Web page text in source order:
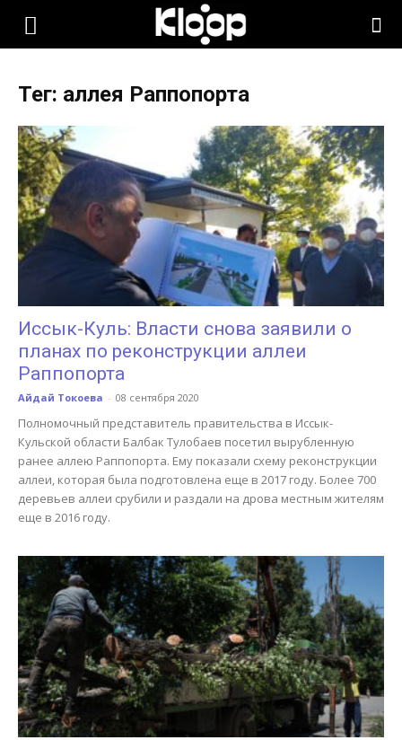
KLOOP.KG
Новости
Кыргызстана
Тег: аллея Раппопорта
Иссык-Куль: Власти снова заявили о
планах по реконструкции аллеи
Раппопорта
Айдай Токоева - 08 сентября 2020
Полномочный представитель правительства в Иссык-
Кульской области Балбак Тулобаев посетил вырубленную
ранее аллею Раппопорта. Ему показали схему реконструкции
аллеи, которая была подготовлена еще в 2017 году. Более 700
деревьев аллеи срубили и раздали на дрова местным жителям
еще в 2016 году.